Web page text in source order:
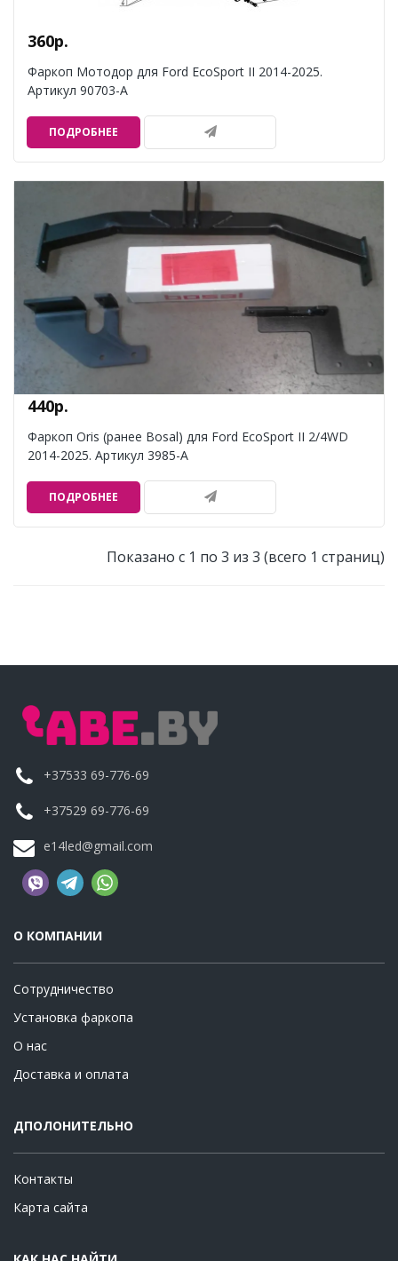
360р.
Фаркоп Мотодор для Ford EcoSport II 2014-2025.
Артикул 90703-A
ПОДРОБНЕЕ
440р.
Фаркоп Oris (ранее Bosal) для Ford EcoSport II 2/4WD
2014-2025. Артикул 3985-A
ПОДРОБНЕЕ
Показано с 1 по 3 из 3 (всего 1 страниц)
+37533 69-776-69
+37529 69-776-69
e14led@gmail.com
О КОМПАНИИ
Сотрудничество
Установка фаркопа
О нас
Доставка и оплата
ДПОЛОНИТЕЛЬНО
Контакты
Карта сайта